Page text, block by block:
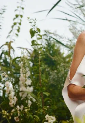
SvetlanaDo
Светлана
4
Таня, спасибо
сама себя
прошлых сезонов
с семенами (не
Ответить ✿